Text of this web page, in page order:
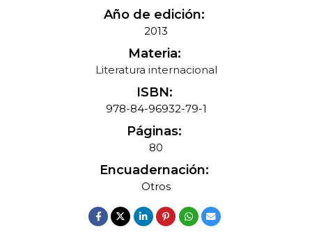
Año de edición:
2013
Materia:
Literatura internacional
ISBN:
978-84-96932-79-1
Páginas:
80
Encuadernación:
Otros